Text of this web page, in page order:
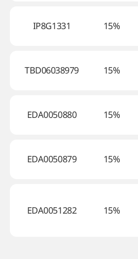
IP8G1331 15%
TBD06038979 15%
EDA0050880 15%
EDA0050879 15%
EDA0051282 15%